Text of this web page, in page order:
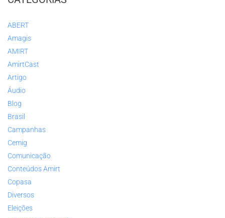
ABERT
Amagis
AMIRT
AmirtCast
Artigo
Áudio
Blog
Brasil
Campanhas
Cemig
Comunicação
Conteúdos Amirt
Copasa
Diversos
Eleições